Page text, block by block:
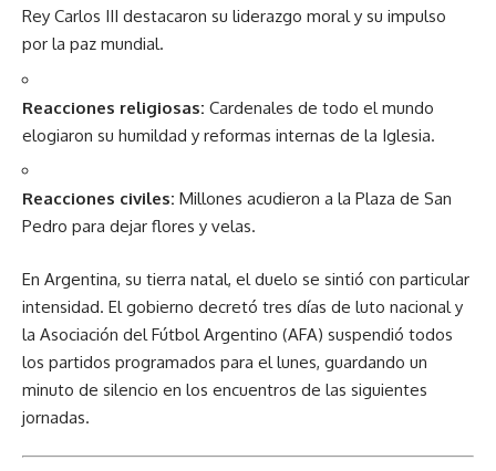
Rey Carlos III destacaron su liderazgo moral y su impulso
por la paz mundial.
Reacciones religiosas: Cardenales de todo el mundo
elogiaron su humildad y reformas internas de la Iglesia.
Reacciones civiles: Millones acudieron a la Plaza de San
Pedro para dejar flores y velas.
En Argentina, su tierra natal, el duelo se sintió con particular
intensidad. El gobierno decretó tres días de luto nacional y
la Asociación del Fútbol Argentino (AFA) suspendió todos
los partidos programados para el lunes, guardando un
minuto de silencio en los encuentros de las siguientes
jornadas.